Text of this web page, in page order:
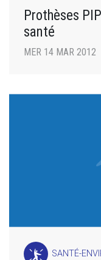
Prothèses
santé
MER 14 MAR 2012
SANTÉ-